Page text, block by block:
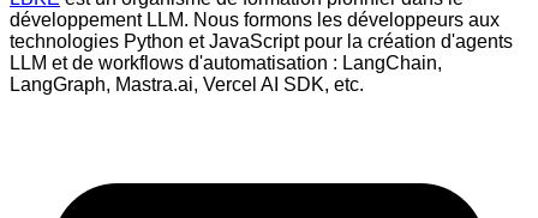
développement LLM. Nous formons les développeurs aux
technologies Python et JavaScript pour la création d'agents
LLM et de workflows d'automatisation : LangChain,
LangGraph, Mastra.ai, Vercel AI SDK, etc.